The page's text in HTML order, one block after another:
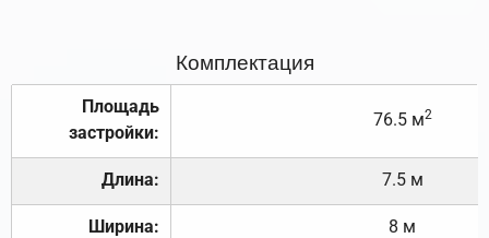
Комплектация
Площадь
застройки:
76.5 м2
Длина: 7.5 м
Ширина: 8 м